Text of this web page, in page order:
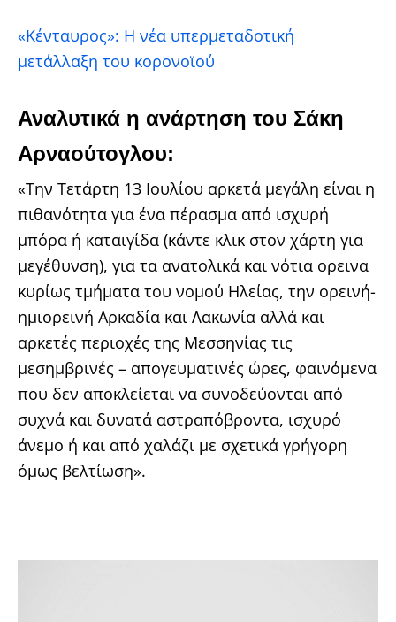
«Κένταυρος»: Η νέα υπερμεταδοτική
μετάλλαξη του κορονοϊού
Αναλυτικά η ανάρτηση του Σάκη
Αρναούτογλου:
«Την Τετάρτη 13 Ιουλίου αρκετά μεγάλη είναι η
πιθανότητα για ένα πέρασμα από ισχυρή
μπόρα ή καταιγίδα (κάντε κλικ στον χάρτη για
μεγέθυνση), για τα ανατολικά και νότια ορεινα
κυρίως τμήματα του νομού Ηλείας, την ορεινή-
ημιορεινή Αρκαδία και Λακωνία αλλά και
αρκετές περιοχές της Μεσσηνίας τις
μεσημβρινές – απογευματινές ώρες, φαινόμενα
που δεν αποκλείεται να συνοδεύονται από
συχνά και δυνατά αστραπόβροντα, ισχυρό
άνεμο ή και από χαλάζι με σχετικά γρήγορη
όμως βελτίωση».